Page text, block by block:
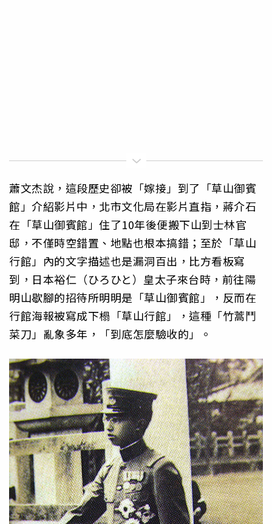
蕭文杰說，這段歷史卻被「嫁接」到了「草山御賓
館」介紹影片中，北市文化局在影片直指，蔣介石
在「草山御賓館」住了10年後便搬下山到士林官
邸，不僅時空錯置、地點也根本搞錯；至於「草山
行館」內的文字描述也是漏洞百出，比方看板寫
到，日本裕仁（ひろひと）皇太子來台時，前往陽
明山歇腳的招待所明明是「草山御賓館」，反而在
行館海報被寫成下榻「草山行館」，這種「竹蒿鬥
菜刀」亂象多年，「到底怎麼驗收的」。